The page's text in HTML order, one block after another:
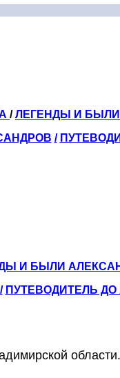
/ЛЕГЕНДЫ И
/
И БЫЛИ
/ ПУТЕВОДИТЕЛЬ